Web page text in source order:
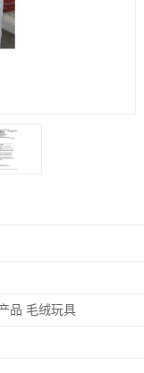
品 毛绒玩具